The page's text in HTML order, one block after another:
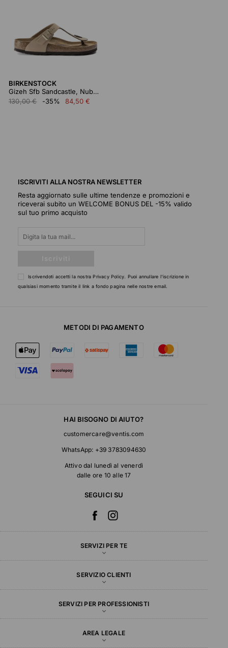
BIRKENSTOCK
Gizeh Sfb Sandcastle, Nubuck Leather
130,00 €
-35% 84,50 €
ISCRIVITI ALLA NOSTRA NEWSLETTER
Resta aggiornato sulle ultime tendenze e promozioni e
riceverai subito un WELCOME BONUS DEL -15% valido
sul tuo primo acquisto
Iscrivendoti accetti la nostraPrivacy Policy . Puoi annullare l'iscrizione in
qualsiasi momento tramite il link a fondo pagina nelle nostre email.
METODI DI PAGAMENTO
HAI BISOGNO DI AIUTO?
customercare@ventis.com
WhatsApp: +39 3783094630
Attivo dal lunedì al venerdì
dalle ore 10 alle 17
SEGUICI SU
SERVIZI PER TE
SERVIZIO CLIENTI
SERVIZI PER PROFESSIONISTI
AREA LEGALE